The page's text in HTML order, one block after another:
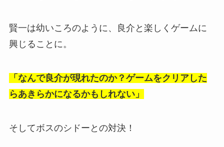
賢一は幼いころのように、良介と楽しくゲームに
興じることに。
「なんで良介が現れたのか？ゲームをクリアした
らあきらかになるかもしれない」
そしてボスのシドーとの対決！